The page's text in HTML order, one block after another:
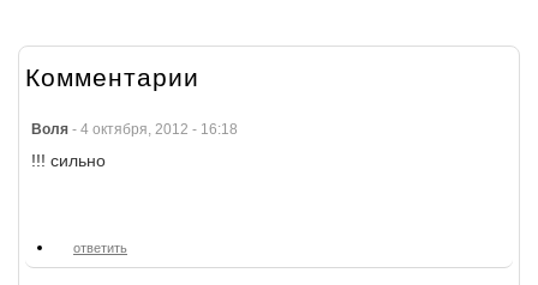
Комментарии
Воля - 4 октября, 2012 - 16:18
!!! сильно
ответить